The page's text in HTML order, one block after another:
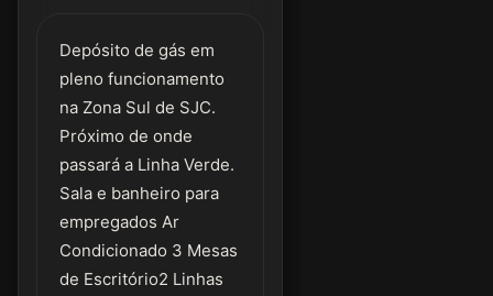
Depósito de gás em
pleno funcionamento
na Zona Sul de SJC.
Próximo de onde
passará a Linha Verde.
Sala e banheiro para
empregados Ar
Condicionado 3 Mesas
de Escritório2 Linhas